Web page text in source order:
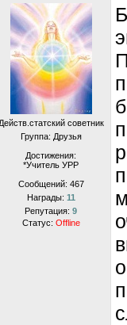
Действ.статский советник
Группа: Друзья
Достижения:
*Учитель УРР
Сообщений: 467
Награды: 11
Репутация: 9
Статус: Offline